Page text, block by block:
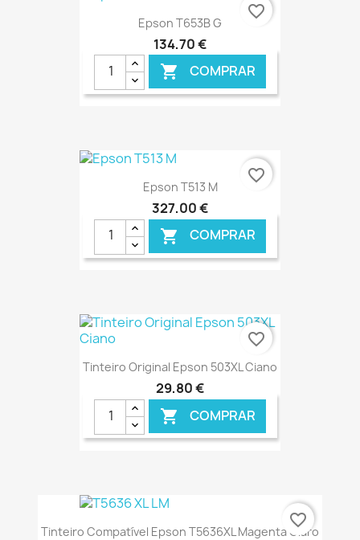
Epson T653B G
134,70 €
 COMPRAR
€ ONLINE
favorite_border
Epson T513 M
327,00 €
 COMPRAR
€ ONLINE
favorite_border
Tinteiro Original Epson 503XL Ciano
29,80 €
 COMPRAR
favorite_border
Tinteiro Compatível Epson T5636XL Magenta Claro
favorite_border